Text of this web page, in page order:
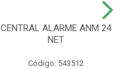
CENTRAL ALARME ANM 24
NET
Código: 543512